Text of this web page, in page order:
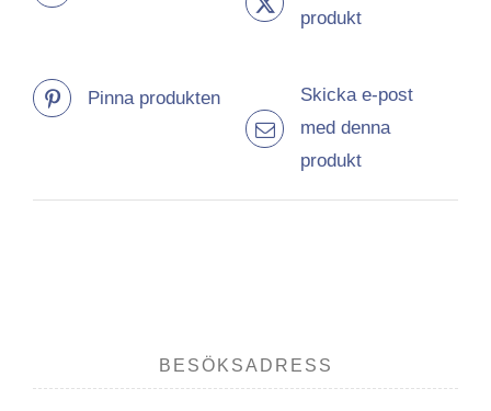
produkt
Pinna produkten
Skicka e-post
med denna
produkt
BESÖKSADRESS